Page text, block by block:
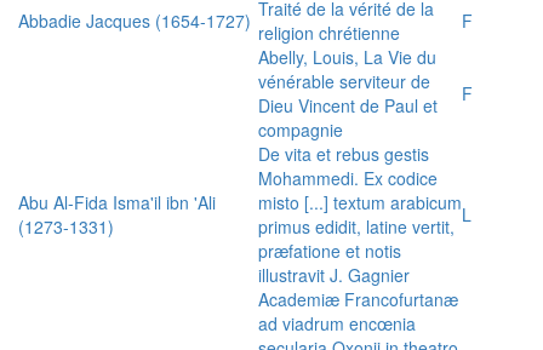
Abbadie Jacques (1654-1727) Traité de la vérité de la
religion chrétienne
F
Abelly, Louis, La Vie du
vénérable serviteur de
Dieu Vincent de Paul et
compagnie
F
Abu Al-Fida Isma'il ibn 'Ali
(1273-1331)
De vita et rebus gestis
Mohammedi. Ex codice
misto [...] textum arabicum
primus edidit, latine vertit,
præfatione et notis
illustravit J. Gagnier
L
Academiæ Francofurtanæ
ad viadrum encœnia